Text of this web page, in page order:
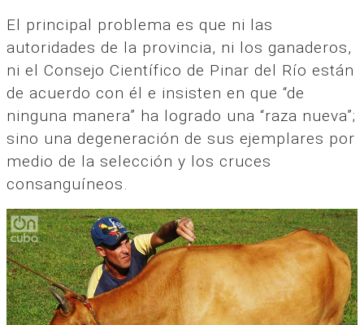
El principal problema es que ni las
autoridades de la provincia, ni los ganaderos,
ni el Consejo Científico de Pinar del Río están
de acuerdo con él e insisten en que “de
ninguna manera” ha logrado una “raza nueva”;
sino una degeneración de sus ejemplares por
medio de la selección y los cruces
consanguíneos.